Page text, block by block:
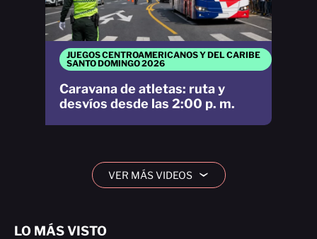
LO MÁS VISTO
JUEGOS CENTROAMERICANOS Y DEL CARIBE
SANTO DOMINGO 2026
Caravana de atletas: ruta y
desvíos desde las 2:00 p. m.
VER MÁS VIDEOS ›